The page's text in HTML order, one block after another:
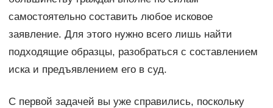
самостоятельно составить любое исковое
заявление. Для этого нужно всего лишь найти
подходящие образцы, разобраться с составлением
иска и предъявлением его в суд.
С первой задачей вы уже справились, поскольку